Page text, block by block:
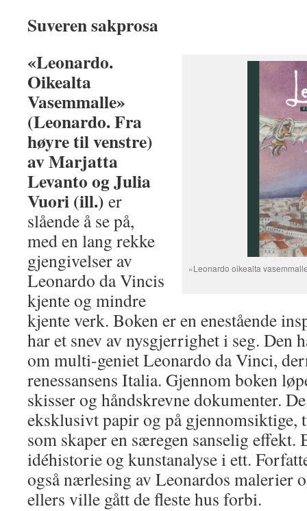
Suveren sakprosa
«Leonardo oikealta
«Leonardo.
Oikealta
Vasemmalle»
(Leonardo. Fra
høyre til venstre)
av Marjatta
Levanto og Julia
Vuori (ill.) er
slående å se på,
med en lang rekke
gjengivelser av
Leonardo da Vincis
kjente og mindre
kjente verk. Boken er en enestående
har et snev av nysgjerrighet i seg. Den
om multi-geniet Leonardo da Vinci,
renessansens Italia. Gjennom boken
skisser og håndskrevne dokumenter.
eksklusivt papir og på gjennomsiktige,
som skaper en særegen sanselig effekt.
idéhistorie og kunstanalyse i ett.
også nærlesing av Leonardos malerier
ellers ville gått de fleste hus forbi.